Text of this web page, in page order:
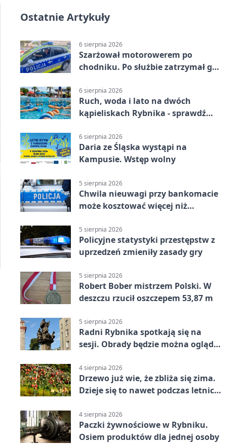
Ostatnie Artykuły
6 sierpnia 2026
Szarżował motorowerem po
chodniku. Po służbie zatrzymał go
6 sierpnia 2026
Ruch, woda i lato na dwóch
kąpieliskach Rybnika - sprawdź
6 sierpnia 2026
Daria ze Śląska wystąpi na
Kampusie. Wstęp wolny
5 sierpnia 2026
Chwila nieuwagi przy bankomacie
może kosztować więcej niż
5 sierpnia 2026
Policyjne statystyki przestępstw z
uprzedzeń zmieniły zasady gry
5 sierpnia 2026
Robert Bober mistrzem Polski. W
deszczu rzucił oszczepem 53,87 m
5 sierpnia 2026
Radni Rybnika spotkają się na
sesji. Obrady będzie można oglądać
4 sierpnia 2026
Drzewo już wie, że zbliża się zima.
Dzieje się to nawet podczas letnich
4 sierpnia 2026
Paczki żywnościowe w Rybniku.
Osiem produktów dla jednej osoby